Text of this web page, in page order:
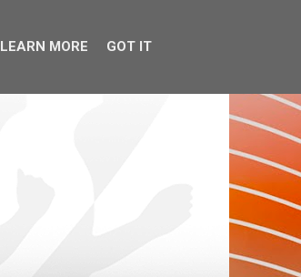
LEARN MORE GOT IT